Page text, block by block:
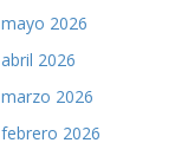
mayo 2026
abril 2026
marzo 2026
febrero 2026